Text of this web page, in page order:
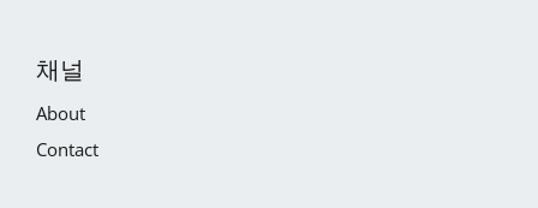
채널
About
Contact